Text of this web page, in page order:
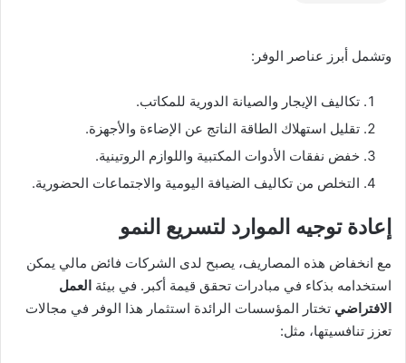
وتشمل أبرز عناصر الوفر:
تكاليف الإيجار والصيانة الدورية للمكاتب.
تقليل استهلاك الطاقة الناتج عن الإضاءة والأجهزة.
خفض نفقات الأدوات المكتبية واللوازم الروتينية.
التخلص من تكاليف الضيافة اليومية والاجتماعات الحضورية.
إعادة توجيه الموارد لتسريع النمو
مع انخفاض هذه المصاريف، يصبح لدى الشركات فائض مالي يمكن
استخدامه بذكاء في مبادرات تحقق قيمة أكبر. في بيئة العمل
الافتراضي تختار المؤسسات الرائدة استثمار هذا الوفر في مجالات
تعزز تنافسيتها، مثل: